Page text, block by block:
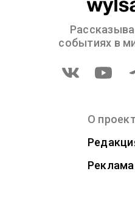
событиях в
О
Реклама